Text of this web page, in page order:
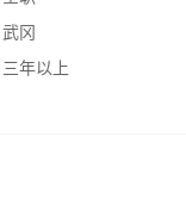
武冈
三年以上